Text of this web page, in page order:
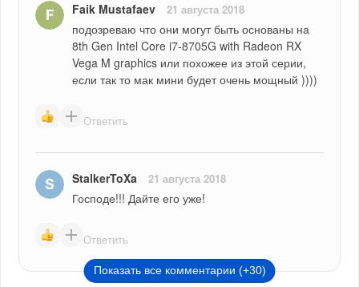
Faik Mustafaev 21 августа 2018
подозреваю что они могут быть основаны на
8th Gen Intel Core i7-8705G with Radeon RX
Vega M graphics или похожее из этой серии,
если так то мак мини будет очень мощный ))))
Ответить
StalkerToXa 21 августа 2018
Господе!!! Дайте его уже!
Ответить
Показать все комментарии (+30)